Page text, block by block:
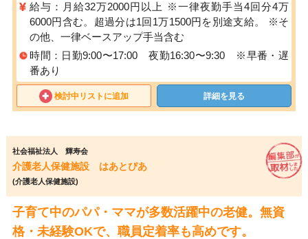
給与：月給32万2000円以上 ※一律夜勤手当4回分4万
6000円含む。超過分は1回1万1500円を別途支給。 ※そ
の他、一律ベースアップ手当含む
時間：日勤9:00〜17:00 夜勤16:30〜9:30 ※早番・遅
番あり
検討中リストに追加 詳細を見る
社会福祉法人 輝寿会
介護老人保健施設 はあとぴあ
(介護老人保健施設)
子育て中のパパ・ママが多数活躍中の老健。無資
格・未経験OKで、職員定着率も高めです。